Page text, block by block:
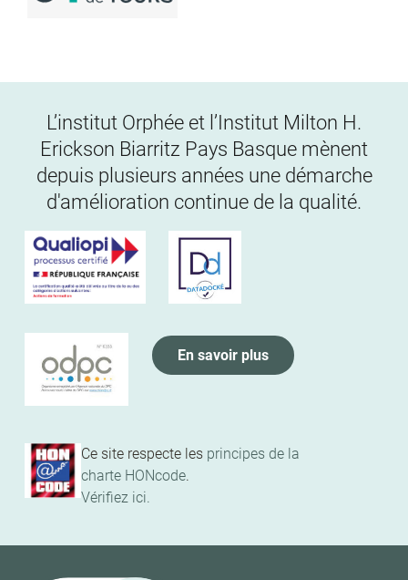
L’institut Orphée et l’Institut Milton H.
Erickson Biarritz Pays Basque mènent
depuis plusieurs années une démarche
d'amélioration continue de la qualité.
Ce site respecte les principes de la
charte HONcode.
Vérifiez ici.
En savoir plus